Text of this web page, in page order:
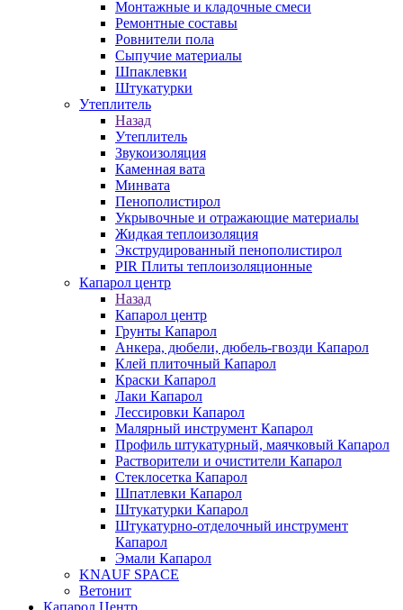
Монтажные и кладочные смеси
Ремонтные составы
Ровнители пола
Сыпучие материалы
Шпаклевки
Штукатурки
Утеплитель
Назад
Утеплитель
Звукоизоляция
Каменная вата
Минвата
Пенополистирол
Укрывочные и отражающие материалы
Жидкая теплоизоляция
Экструдированный пенополистирол
PIR Плиты теплоизоляционные
Капарол центр
Назад
Капарол центр
Грунты Капарол
Анкера, дюбели, дюбель-гвозди Капарол
Клей плиточный Капарол
Краски Капарол
Лаки Капарол
Лессировки Капарол
Малярный инструмент Капарол
Профиль штукатурный, маячковый Капарол
Растворители и очистители Капарол
Cтеклосетка Капарол
Шпатлевки Капарол
Штукатурки Капарол
Штукатурно-отделочный инструмент
Капарол
Эмали Капарол
KNAUF SPACE
Ветонит
Капарол Центр